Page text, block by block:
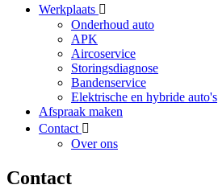
Werkplaats
Onderhoud auto
APK
Aircoservice
Storingsdiagnose
Bandenservice
Elektrische en hybride auto's
Afspraak maken
Contact
Over ons
Contact